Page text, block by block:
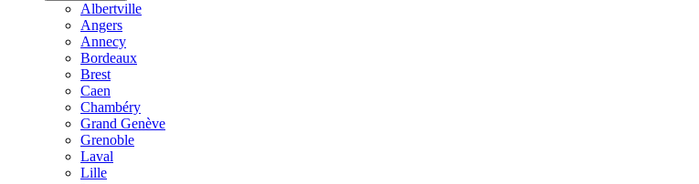
Albertville
Angers
Annecy
Bordeaux
Brest
Caen
Chambéry
Grand Genève
Grenoble
Laval
Lille